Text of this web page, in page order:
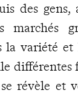
des gens,
marchés
variété et
révèle et